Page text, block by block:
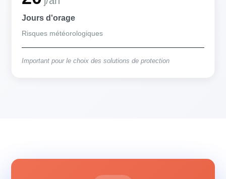
Jours d'orage
Risques météorologiques
Important pour le choix des solutions de protection